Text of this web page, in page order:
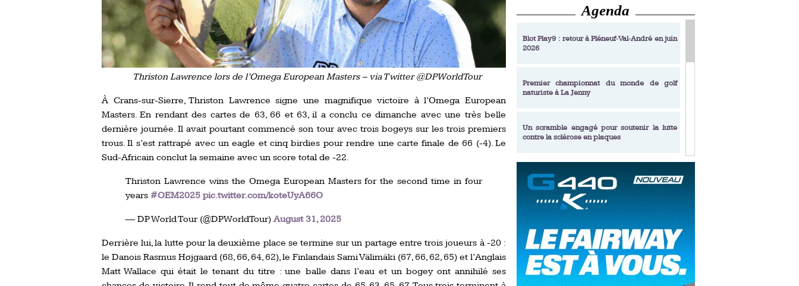
Thriston Lawrence lors de l’Omega European Masters – via Twitter @DPWorldTour
À Crans-sur-Sierre, Thriston Lawrence signe une magnifique victoire à l’Omega European
Masters. En rendant des cartes de 63, 66 et 63, il a conclu ce dimanche avec une très belle
dernière journée. Il avait pourtant commencé son tour avec trois bogeys sur les trois premiers
trous. Il s’est rattrapé avec un eagle et cinq birdies pour rendre une carte finale de 66 (-4). Le
Sud-Africain conclut la semaine avec un score total de -22.
Thriston Lawrence wins the Omega European Masters for the second time in four
years #OEM2025 pic.twitter.com/koteUyA66O
— DP World Tour (@DPWorldTour) August 31, 2025
Derrière lui, la lutte pour la deuxième place se termine sur un partage entre trois joueurs à -20 :
le Danois Rasmus Højgaard (68, 66, 64, 62), le Finlandais Sami Välimäki (67, 66, 62, 65) et l’Anglais
Matt Wallace qui était le tenant du titre : une balle dans l’eau et un bogey ont annihilé ses
Ladies Pro-Am VSD : Golf du Prieuré, elles
décrochent leur billet pour la finale
Enfin un livre de golf pensé pour les femmes
Ladies Pro-Am VSD : les premières
Académie Golf Barrière Julien Xanthopoulos,
Amundi Evian Championship, de nouvelles
expériences immersives
Tiger Woods se retire du Genesis Invitational
Evian Resort Golf Club : Saison 2 du
Programme Performance
Agenda
Blot Play9 : retour à Pléneuf‑Val‑André en juin
2026
Premier championnat du monde de golf
naturiste à La Jenny
Un scramble engagé pour soutenir la lutte
contre la sclérose en plaques
Resonance Golf Collection : Lacoste Golf
Series & Trophée Écologie, deux circuits
amateurs en 10 étapes
Royal Air Maroc Golf & Padel Cup : le nouvel
event sport et networking
LPGA Tour 2026 : une saison record pour le
golf féminin